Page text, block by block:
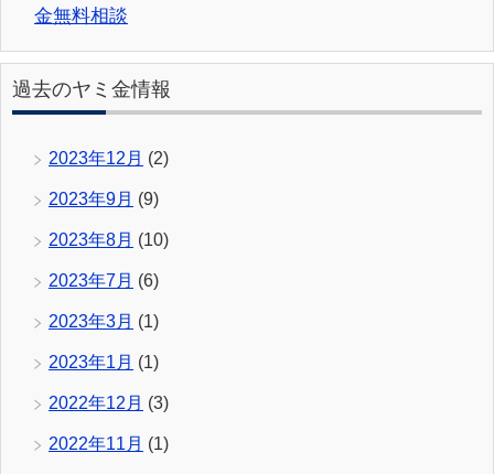
金無料相談
過去のヤミ金情報
2023年12月 (2)
2023年9月 (9)
2023年8月 (10)
2023年7月 (6)
2023年3月 (1)
2023年1月 (1)
2022年12月 (3)
2022年11月 (1)